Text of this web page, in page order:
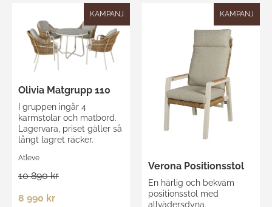
KAMPANJ
Olivia Matgrupp 110
I gruppen ingår 4
karmstolar och matbord.
Lagervara, priset gäller så
långt lagret räcker.
Atleve
10 890 kr
8 990 kr
KAMPANJ
Verona Positionsstol
En härlig och bekväm
positionsstol med
allvädersdyna.